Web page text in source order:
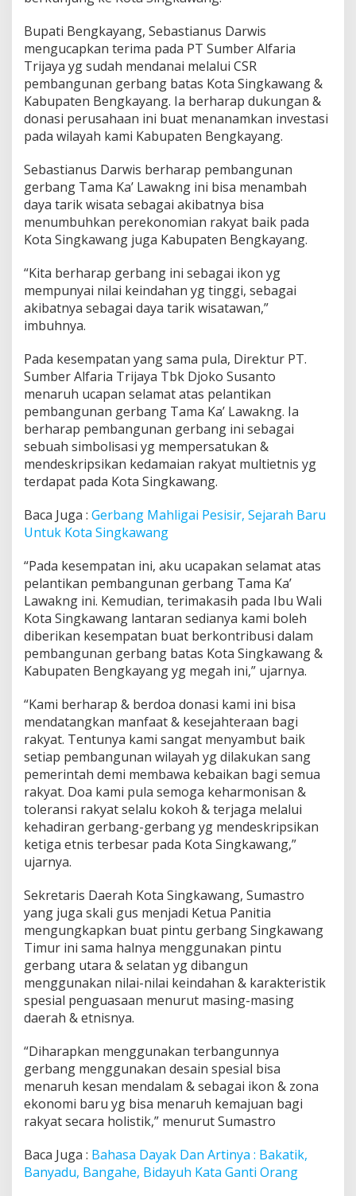
Bupati Bengkayang, Sebastianus Darwis
mengucapkan terima pada PT Sumber Alfaria
Trijaya yg sudah mendanai melalui CSR
pembangunan gerbang batas Kota Singkawang &
Kabupaten Bengkayang. Ia berharap dukungan &
donasi perusahaan ini buat menanamkan investasi
pada wilayah kami Kabupaten Bengkayang.
Sebastianus Darwis berharap pembangunan
gerbang Tama Ka’ Lawakng ini bisa menambah
daya tarik wisata sebagai akibatnya bisa
menumbuhkan perekonomian rakyat baik pada
Kota Singkawang juga Kabupaten Bengkayang.
“Kita berharap gerbang ini sebagai ikon yg
mempunyai nilai keindahan yg tinggi, sebagai
akibatnya sebagai daya tarik wisatawan,”
imbuhnya.
Pada kesempatan yang sama pula, Direktur PT.
Sumber Alfaria Trijaya Tbk Djoko Susanto
menaruh ucapan selamat atas pelantikan
pembangunan gerbang Tama Ka’ Lawakng. Ia
berharap pembangunan gerbang ini sebagai
sebuah simbolisasi yg mempersatukan &
mendeskripsikan kedamaian rakyat multietnis yg
terdapat pada Kota Singkawang.
Baca Juga : Gerbang Mahligai Pesisir, Sejarah Baru
Untuk Kota Singkawang
“Pada kesempatan ini, aku ucapakan selamat atas
pelantikan pembangunan gerbang Tama Ka’
Lawakng ini. Kemudian, terimakasih pada Ibu Wali
Kota Singkawang lantaran sedianya kami boleh
diberikan kesempatan buat berkontribusi dalam
pembangunan gerbang batas Kota Singkawang &
Kabupaten Bengkayang yg megah ini,” ujarnya.
“Kami berharap & berdoa donasi kami ini bisa
mendatangkan manfaat & kesejahteraan bagi
rakyat. Tentunya kami sangat menyambut baik
setiap pembangunan wilayah yg dilakukan sang
pemerintah demi membawa kebaikan bagi semua
rakyat. Doa kami pula semoga keharmonisan &
toleransi rakyat selalu kokoh & terjaga melalui
kehadiran gerbang-gerbang yg mendeskripsikan
ketiga etnis terbesar pada Kota Singkawang,”
ujarnya.
Sekretaris Daerah Kota Singkawang, Sumastro
yang juga skali gus menjadi Ketua Panitia
mengungkapkan buat pintu gerbang Singkawang
Timur ini sama halnya menggunakan pintu
gerbang utara & selatan yg dibangun
menggunakan nilai-nilai keindahan & karakteristik
spesial penguasaan menurut masing-masing
daerah & etnisnya.
“Diharapkan menggunakan terbangunnya
gerbang menggunakan desain spesial bisa
menaruh kesan mendalam & sebagai ikon & zona
ekonomi baru yg bisa menaruh kemajuan bagi
rakyat secara holistik,” menurut Sumastro
Baca Juga : Bahasa Dayak Dan Artinya : Bakatik,
Banyadu, Bangahe, Bidayuh Kata Ganti Orang